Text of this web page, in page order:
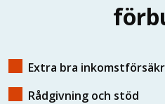
Extra bra
Rådgivning och stöd